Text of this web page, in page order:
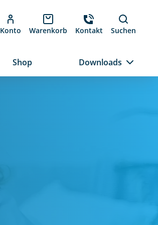
Konto Warenkorb Kontakt Suchen
Shop Downloads